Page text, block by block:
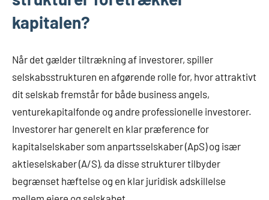
kapitalen?
Når det gælder tiltrækning af investorer, spiller
selskabsstrukturen en afgørende rolle for, hvor attraktivt
dit selskab fremstår for både business angels,
venturekapitalfonde og andre professionelle investorer.
Investorer har generelt en klar præference for
kapitalselskaber som anpartsselskaber (ApS) og især
aktieselskaber (A/S), da disse strukturer tilbyder
begrænset hæftelse og en klar juridisk adskillelse